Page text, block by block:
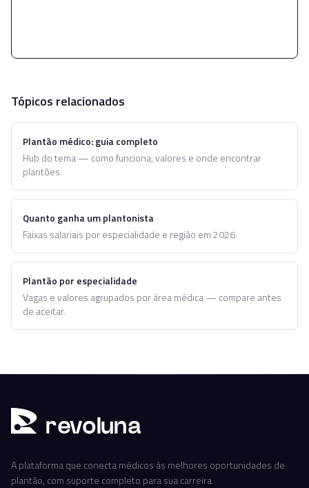
Tópicos relacionados
Plantão médico: guia completo
Hub do tema — como funciona, valores e onde encontrar
plantões.
Quanto ganha um plantonista
Faixas salariais por especialidade e região em 2026.
Plantão por especialidade
Vagas e valores agrupados por área médica — compare antes
de aceitar.
revoluna
A plataforma que conecta médicos às melhores oportunidades de
plantão, com suporte completo para sua carreira.